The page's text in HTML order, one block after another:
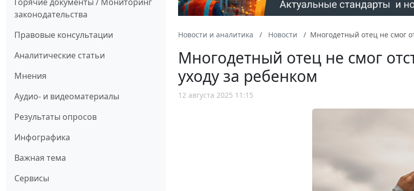
законодательства
Правовые консультации
Аналитические статьи
Мнения
Аудио- и видеоматериалы
Результаты опросов
Инфографика
Важная тема
Сервисы
Новости и аналитика Новости Многодетный отец не смог
Многодетный отец не смог
уходу за ребенком
12 августа 2025 11:15